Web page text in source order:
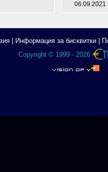
06.09.2021
| Информация за бисквитки|
Copyright © 1999 - 2026